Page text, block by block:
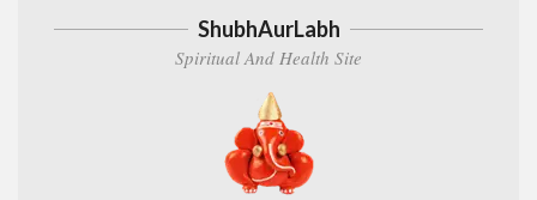
ShubhAurLabh
Spiritual And Health Site